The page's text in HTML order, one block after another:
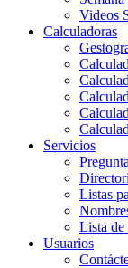
Videos
Calculadoras
Servicios
Listas
Lista de
Usuarios